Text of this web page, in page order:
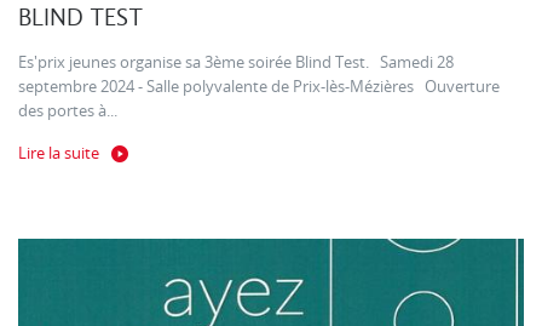
BLIND TEST
Es'prix jeunes organise sa 3ème soirée Blind Test. Samedi 28
septembre 2024 - Salle polyvalente de Prix-lès-Mézières Ouverture
des portes à...
Lire la suite